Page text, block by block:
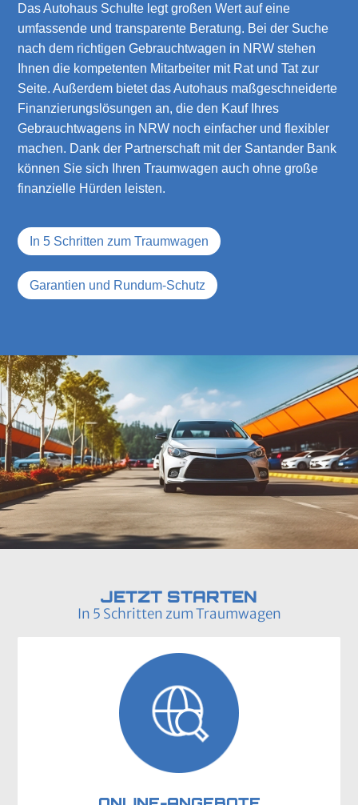
Gebrauchtwagen
Spezialist
Kontakt
Das Autohaus Schulte legt großen Wert auf eine
umfassende und transparente Beratung. Bei der Suche
nach dem richtigen Gebrauchtwagen in NRW stehen
Ihnen die kompetenten Mitarbeiter mit Rat und Tat zur
Seite. Außerdem bietet das Autohaus maßgeschneiderte
Finanzierungslösungen an, die den Kauf Ihres
Gebrauchtwagens in NRW noch einfacher und flexibler
machen. Dank der Partnerschaft mit der Santander Bank
können Sie sich Ihren Traumwagen auch ohne große
finanzielle Hürden leisten.
In 5 Schritten zum Traumwagen
Garantien und Rundum-Schutz
JETZT STARTEN
In 5 Schritten zum Traumwagen